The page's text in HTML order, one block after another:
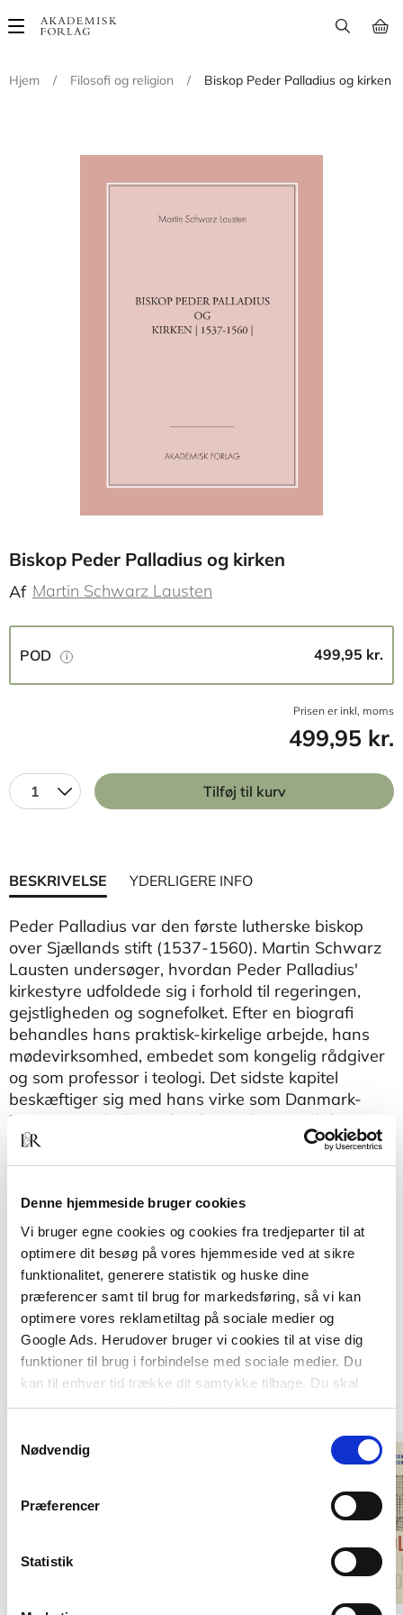
Denne hjemmeside bruger cookies
Vi bruger egne cookies og cookies fra tredjeparter til at
optimere dit besøg på vores hjemmeside ved at sikre
funktionalitet, generere statistik og huske dine
præferencer samt til brug for markedsføring, så vi kan
optimere vores reklametiltag på sociale medier og
Google Ads. Herudover bruger vi cookies til at vise dig
funktioner til brug i forbindelse med sociale medier. Du
kan til enhver tid trække dit samtykke tilbage. Du skal
være opmærksom på, at vores hjemmeside muligvis ikke
tilbagetrækker et samtykke.
Nødvendig
Præferencer
Statistik
Main
Hjem
/ Filosofi og religion / Biskop Peder Palladius og kirken
Biskop Peder Palladius og kirken
Af Martin Schwarz Lausten
POD 499,95 kr.
Prisen er inkl, moms
499,95 kr.
1 Tilføj til kurv
BESKRIVELSE YDERLIGERE INFO
Peder Palladius var den første lutherske biskop
over Sjællands stift (1537-1560). Martin Schwarz
Lausten undersøger, hvordan Peder Palladius'
kirkestyre udfoldede sig i forhold til regeringen,
gejstligheden og sognefolket. Efter en biografi
behandles hans praktisk-kirkelige arbejde, hans
mødevirksomhed, embedet som kongelig rådgiver
og som professor i teologi. Det sidste kapitel
beskæftiger sig med hans virke som Danmark-
Norges 'overbiskop', dvs. hans tilsyn med de
kirkelige forhold i de områder, som hørte under det
danske rige – Island, Rügen, Gotland, Norge og
Andre har også købt